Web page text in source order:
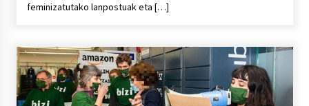
feminizatutako lanpostuak eta […]